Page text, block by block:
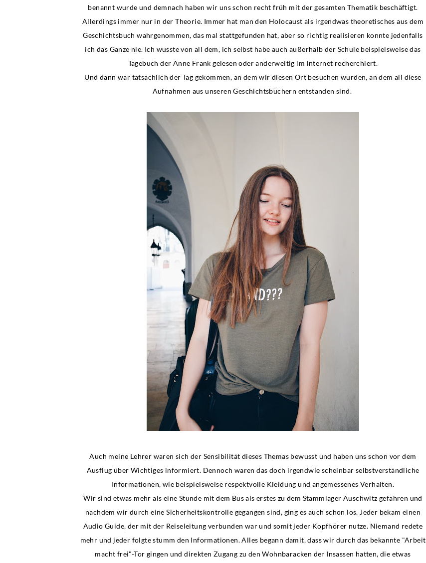
benannt wurde und demnach haben wir uns schon recht früh mit der gesamten Thematik beschäftigt.
Allerdings immer nur in der Theorie. Immer hat man den Holocaust als irgendwas theoretisches aus dem
Geschichtsbuch wahrgenommen, das mal stattgefunden hat, aber so richtig realisieren konnte jedenfalls
ich das Ganze nie. Ich wusste von all dem, ich selbst habe auch außerhalb der Schule beispielsweise das
Tagebuch der Anne Frank gelesen oder anderweitig im Internet recherchiert.
Und dann war tatsächlich der Tag gekommen, an dem wir diesen Ort besuchen würden, an dem all diese
Aufnahmen aus unseren Geschichtsbüchern entstanden sind.
Auch meine Lehrer waren sich der Sensibilität dieses Themas bewusst und haben uns schon vor dem
Ausflug über Wichtiges informiert. Dennoch waren das doch irgendwie scheinbar selbstverständliche
Informationen, wie beispielsweise respektvolle Kleidung und angemessenes Verhalten.
Wir sind etwas mehr als eine Stunde mit dem Bus als erstes zu dem Stammlager Auschwitz gefahren und
nachdem wir durch eine Sicherheitskontrolle gegangen sind, ging es auch schon los. Jeder bekam einen
Audio Guide, der mit der Reiseleitung verbunden war und somit jeder Kopfhörer nutze. Niemand redete
mehr und jeder folgte stumm den Informationen. Alles begann damit, dass wir durch das bekannte "Arbeit
macht frei"-Tor gingen und direkten Zugang zu den Wohnbaracken der Insassen hatten, die etwas